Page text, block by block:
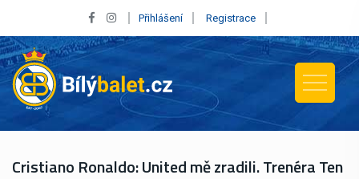
Přihlášení Registrace
Cristiano Ronaldo: United mě zradili. Trenéra Ten